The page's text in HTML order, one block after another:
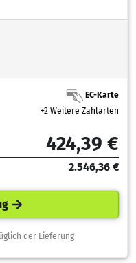
EC-Karte
+2 Weitere Zahlarten
424,39 €
2.546,36 €
der Lieferung